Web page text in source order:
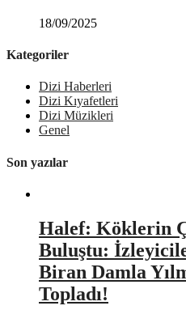
18/09/2025
Kategoriler
Dizi Haberleri
Dizi Kıyafetleri
Dizi Müzikleri
Genel
Son yazılar
Halef: Köklerin
Buluştu:
Biran Damla
Topladı!